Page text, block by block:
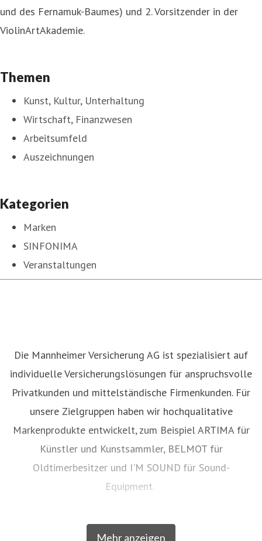
und des Fernamuk-Baumes) und 2. Vorsitzender in der
ViolinArtAkademie.
Themen
Kunst, Kultur, Unterhaltung
Wirtschaft, Finanzwesen
Arbeitsumfeld
Auszeichnungen
Kategorien
Marken
SINFONIMA
Veranstaltungen
Die Mannheimer Versicherung AG ist spezialisiert auf
individuelle Versicherungslösungen für anspruchsvolle
Privatkunden und mittelständische Firmenkunden. Für
unsere Zielgruppen haben wir hochqualitative
Markenprodukte entwickelt, zum Beispiel ARTIMA für
Künstler und Kunstsammler, BELMOT für
Oldtimerbesitzer und I'M SOUND für Sound-
Equipment.
Mit einigen unserer Marken gehören wir zu den
Mehr anzeigen